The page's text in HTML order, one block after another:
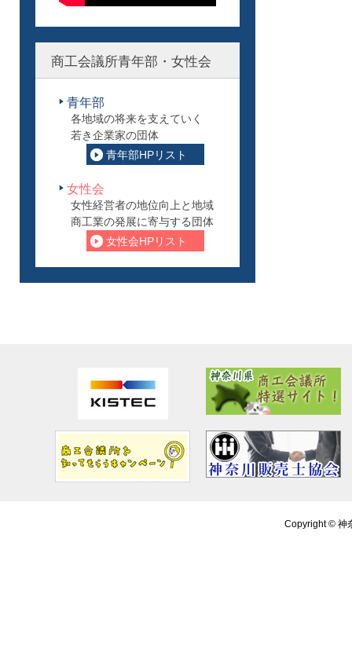
商工会議所青年部・女性会
青年部
各地域の将来を支えていく
若き企業家の団体
青年部HPリスト
女性会
女性経営者の地位向上と地域
商工業の発展に寄与する団体
女性会HPリスト
Copyright © 神